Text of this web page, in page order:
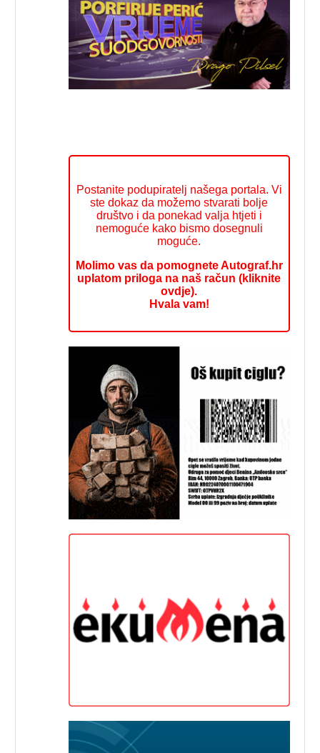
Postanite podupiratelj našega portala. Vi
ste dokaz da možemo stvarati bolje
društvo i da ponekad valja htjeti i
nemoguće kako bismo dosegnuli
moguće.
Molimo vas da pomognete Autograf.hr
uplatom priloga na naš račun (kliknite
ovdje).
Hvala vam!